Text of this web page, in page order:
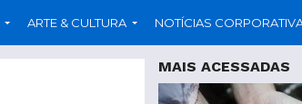
ARTE & CULTURA NOTÍCIAS
MAIS ACESSADAS